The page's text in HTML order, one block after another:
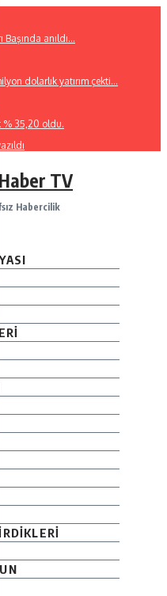
Başında anıldı…
dolarlık yatırım çekti…
% 35,20 oldu.
TV
Habercilik